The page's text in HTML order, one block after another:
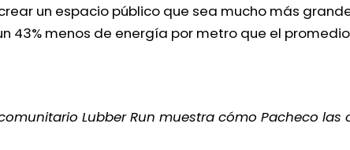
un espacio público que sea mucho más
43% menos de energía por metro que el
Lubber Run muestra cómo Pacheco